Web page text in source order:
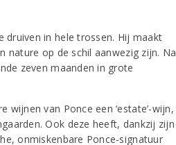
druiven in hele trossen. Hij maakt
nature op de schil aanwezig zijn. Na
zeven maanden in grote
wijnen van Ponce een ‘estate’-wijn,
Ook deze heeft, dankzij zijn
onmiskenbare Ponce-signatuur